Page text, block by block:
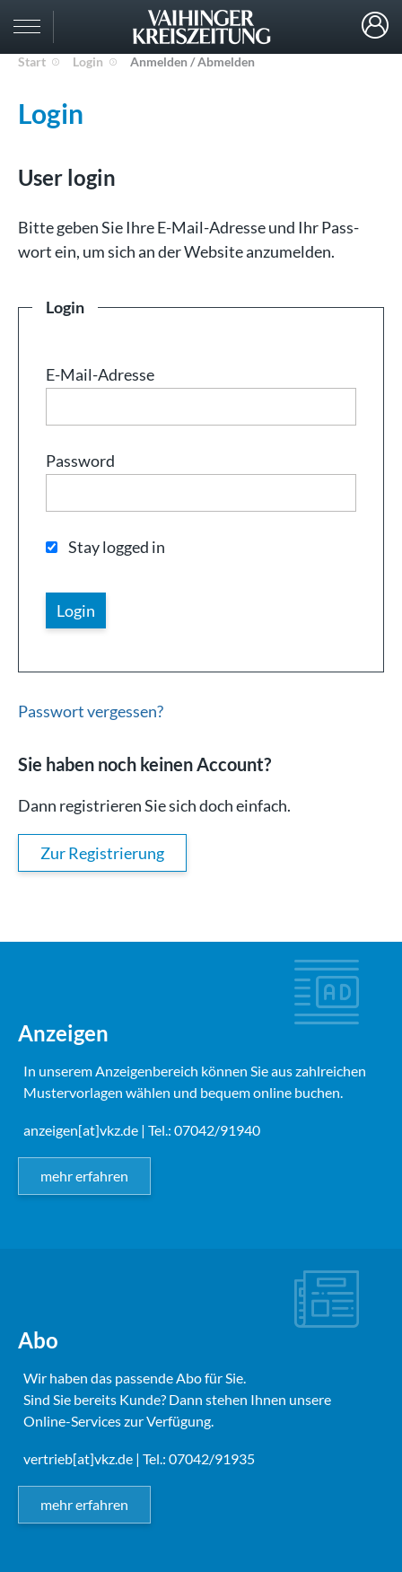
Start Login Anmelden / Abmelden
Login
User login
Bit­te ge­ben Sie Ih­re E-Mail-Adresse und Ihr Pass­
wort ein, um sich an der Web­site an­zu­mel­den.
Login
E-Mail-Adresse
Password
Stay logged in
Passwort vergessen?
Sie haben noch keinen Account?
Dann registrieren Sie sich doch einfach.
Zur Registrierung
Anzeigen
In unserem Anzeigenbereich können Sie aus zahlreichen
Mustervorlagen wählen und bequem online buchen.
anzeigen[at]vkz.de | Tel.: 07042/91940
mehr erfahren
Abo
Wir haben das passende Abo für Sie.
Sind Sie bereits Kunde? Dann stehen Ihnen unsere
Online-Services zur Verfügung.
vertrieb[at]vkz.de | Tel.: 07042/91935
mehr erfahren